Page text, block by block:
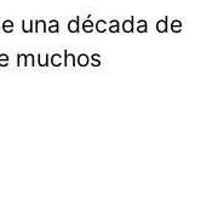
una década de
muchos